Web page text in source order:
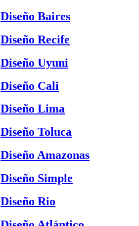
Diseño Baires
Diseño Recife
Diseño Uyuni
Diseño Cali
Diseño Lima
Diseño Toluca
Diseño Amazonas
Diseño Simple
Diseño Rio